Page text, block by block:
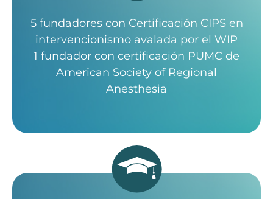
5 fundadores con Certificación CIPS en
intervencionismo avalada por el WIP
1 fundador con certificación PUMC de
American Society of Regional
Anesthesia